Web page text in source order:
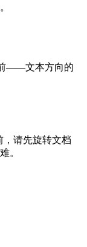
——文本方向的
，请先旋转文档
。